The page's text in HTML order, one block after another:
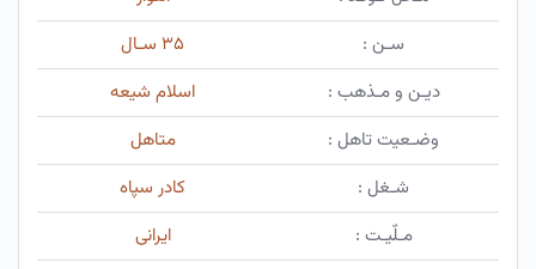
سـن :
۳۵ سـال
دیـن و مـذهب :
اسلام شیعه
وضـعیت تاهل :
متاهل
شـغل :
کادر سپاه
مـلّیـت :
ایرانی